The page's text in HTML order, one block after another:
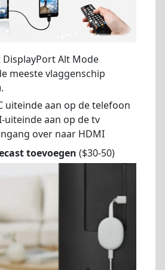
DisplayPort Alt Mode
meeste vlaggenschip
uiteinde aan op de telefoon
uiteinde aan op de tv
over naar HDMI
toevoegen ($30-50)